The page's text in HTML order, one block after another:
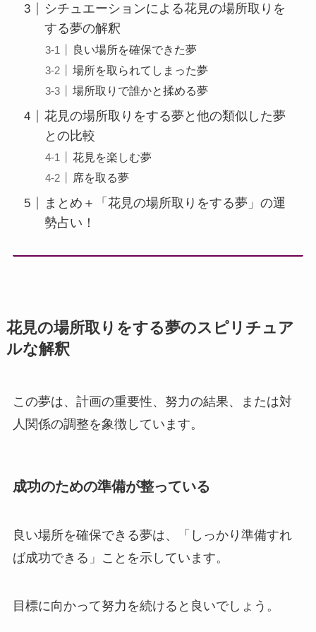
シチュエーションによる花見の場所取りを
する夢の解釈
良い場所を確保できた夢
場所を取られてしまった夢
場所取りで誰かと揉める夢
花見の場所取りをする夢と他の類似した夢
との比較
花見を楽しむ夢
席を取る夢
まとめ＋「花見の場所取りをする夢」の運
勢占い！
花見の場所取りをする夢のスピリチュア
ルな解釈
この夢は、計画の重要性、努力の結果、または対
人関係の調整を象徴しています。
成功のための準備が整っている
良い場所を確保できる夢は、「しっかり準備すれ
ば成功できる」ことを示しています。
目標に向かって努力を続けると良いでしょう。